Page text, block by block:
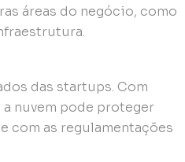
áreas do negócio, como
das startups. Com
nuvem pode proteger
com as regulamentações